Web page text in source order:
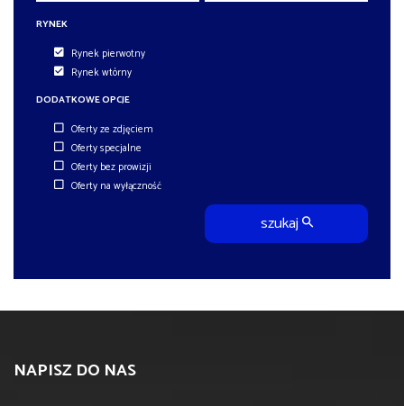
RYNEK
Rynek pierwotny
Rynek wtórny
DODATKOWE OPCJE
Oferty ze zdjęciem
Oferty specjalne
Oferty bez prowizji
Oferty na wyłączność
szukaj
NAPISZ DO NAS